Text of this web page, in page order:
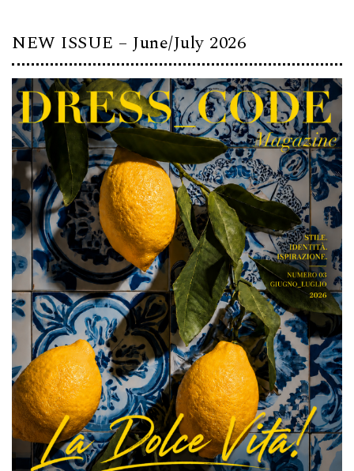
NEW ISSUE – June/July 2026